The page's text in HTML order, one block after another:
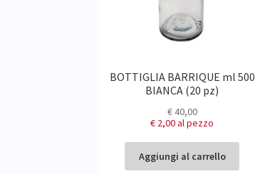
BOTTIGLIA BARRIQUE ml 500
BIANCA (20 pz)
€40,00
€ 2,00al pezzo
Aggiungi al carrello